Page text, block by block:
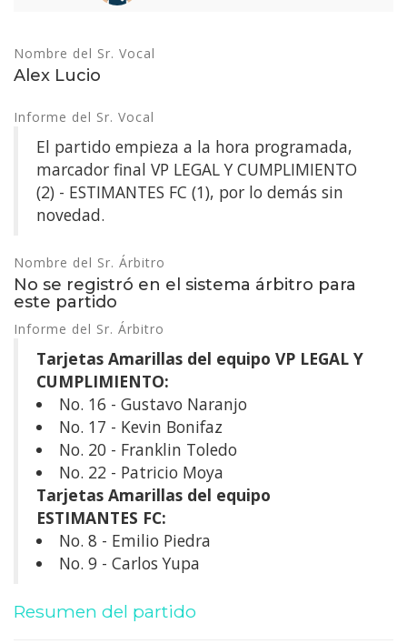
Nombre del Sr. Vocal
Alex Lucio
Informe del Sr. Vocal
El partido empieza a la hora programada,
marcador final VP LEGAL Y CUMPLIMIENTO
(2) - ESTIMANTES FC (1), por lo demás sin
novedad.
Nombre del Sr. Árbitro
No se registró en el sistema árbitro para
este partido
Informe del Sr. Árbitro
Tarjetas Amarillas del equipo VP LEGAL Y
CUMPLIMIENTO:
No. 16 - Gustavo Naranjo
No. 17 - Kevin Bonifaz
No. 20 - Franklin Toledo
No. 22 - Patricio Moya
Tarjetas Amarillas del equipo
ESTIMANTES FC:
No. 8 - Emilio Piedra
No. 9 - Carlos Yupa
Resumen del partido